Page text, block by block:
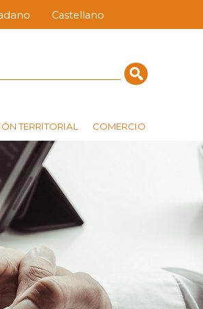
Castellano
TERRITORIAL COMERCIO